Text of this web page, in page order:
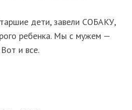
дети, завели СОБАКУ,
ребенка. Мы с мужем —
и все.